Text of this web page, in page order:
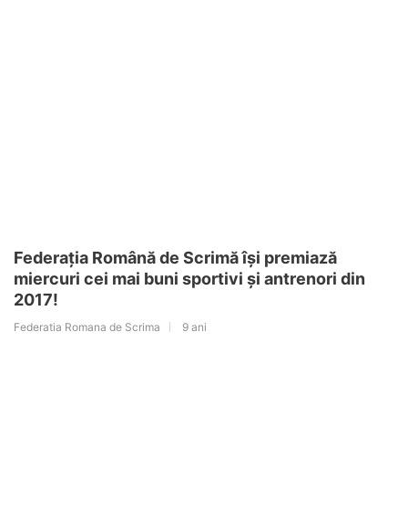
Federația Română de Scrimă își premiază
miercuri cei mai buni sportivi și antrenori din
2017!
Federatia Romana de Scrima 9 ani